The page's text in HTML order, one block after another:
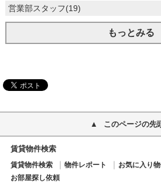
営業部スタッフ(19)
もっとみる
このページの先
賃貸物件検索
賃貸物件検索 物件レポート お気に入り
お部屋探し依頼